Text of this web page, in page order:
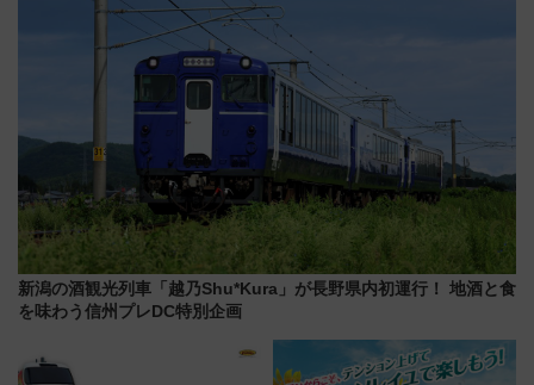
新潟の酒観光列車「越乃Shu*Kura」が長野県内初運行！ 地酒と食
を味わう信州プレDC特別企画